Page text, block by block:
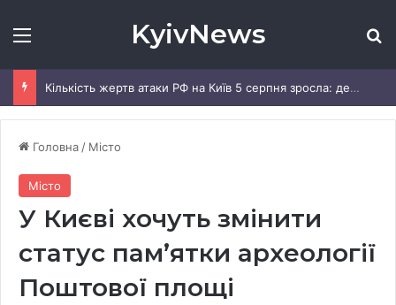
Меню KyivNews
Кількість жертв атаки РФ на Київ 5 серпня зросла: деталі
Головна / Місто
Місто
У Києві хочуть змінити
статус пам’ятки археології
Поштової площі